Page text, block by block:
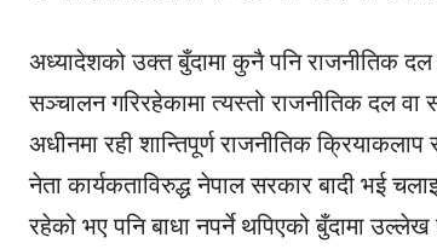
अध्यादेशको उक्त बुँदामा कुनै पनि राजनीतिक
सञ्चालन गरिरहेकामा त्यस्तो राजनीतिक दल
अधीनमा रही शान्तिपूर्ण राजनीतिक
नेता कार्यकताविरुद्ध नेपाल सरकार बादी भई
रहेको भए पनि बाधा नपर्ने थपिएको बुँदामा